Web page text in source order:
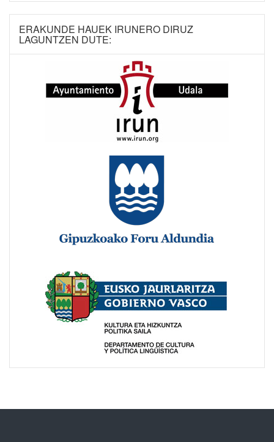
ERAKUNDE HAUEK IRUNERO DIRUZ
LAGUNTZEN DUTE: